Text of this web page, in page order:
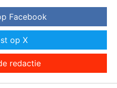
Facebook
op X
redactie